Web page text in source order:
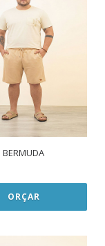
BERMUDA
ORÇAR